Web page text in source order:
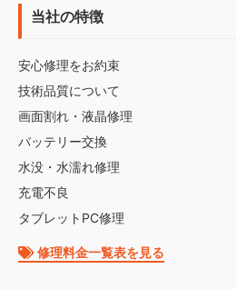
当社の特徴
安心修理をお約束
技術品質について
画面割れ・液晶修理
バッテリー交換
水没・水濡れ修理
充電不良
タブレットPC修理
修理料金一覧表を見る